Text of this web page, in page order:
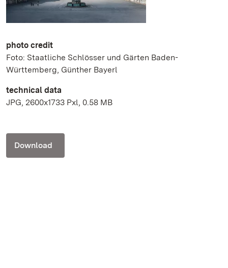
photo credit
Foto: Staatliche Schlösser und Gärten Baden-
Württemberg, Günther Bayerl
technical data
JPG, 2600x1733 Pxl, 0.58 MB
Download